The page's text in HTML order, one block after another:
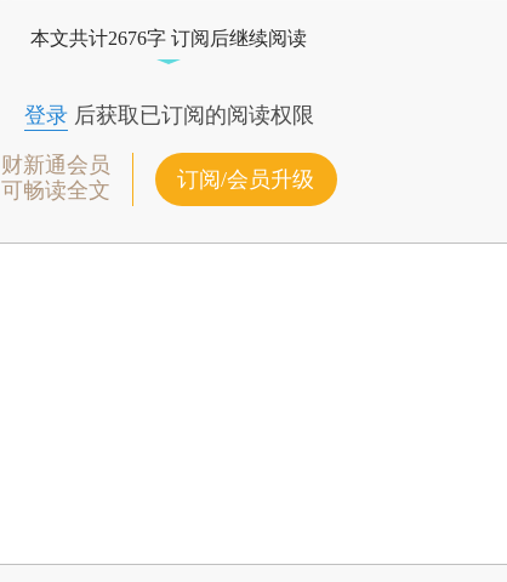
本文共计2676字 订阅后继续阅读
登录后获取已订阅的阅读权限
财新通会员
可畅读全文
订阅/会员升级